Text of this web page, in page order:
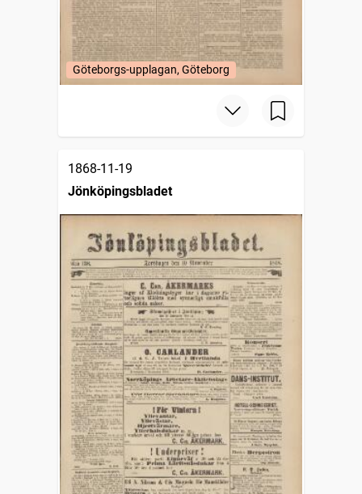
Göteborgs-upplagan, Göteborg
1868-11-19
Jönköpingsbladet